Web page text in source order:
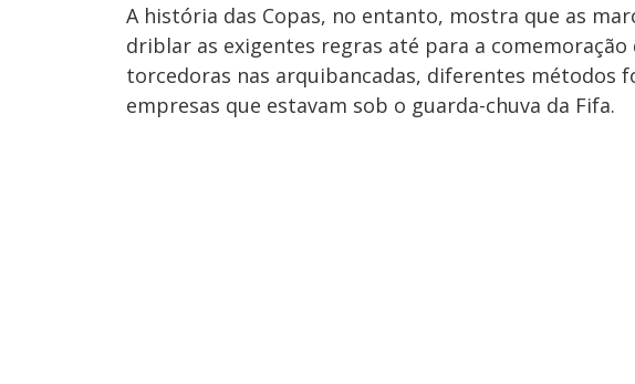
A história das Copas, no entanto, mostra que as
driblar as exigentes regras até para a comemoração
torcedoras nas arquibancadas, diferentes métodos
empresas que estavam sob o guarda-chuva da Fifa.